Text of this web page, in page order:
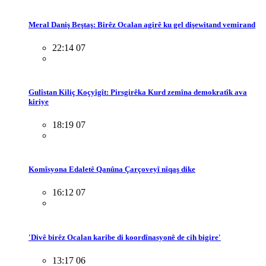
Meral Daniş Beştaş: Birêz Ocalan agirê ku gel dişewitand vemirand
22:14 07
Gulîstan Kiliç Koçyîgît: Pirsgirêka Kurd zemîna demokratîk ava
kiriye
18:19 07
Komîsyona Edaletê Qanûna Çarçoveyî nîqaş dike
16:12 07
'Divê birêz Ocalan karibe di koordînasyonê de cih bigire'
13:17 06